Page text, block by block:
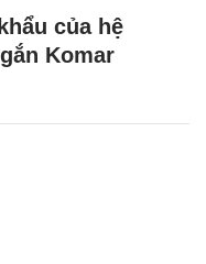
của hệ
Komar